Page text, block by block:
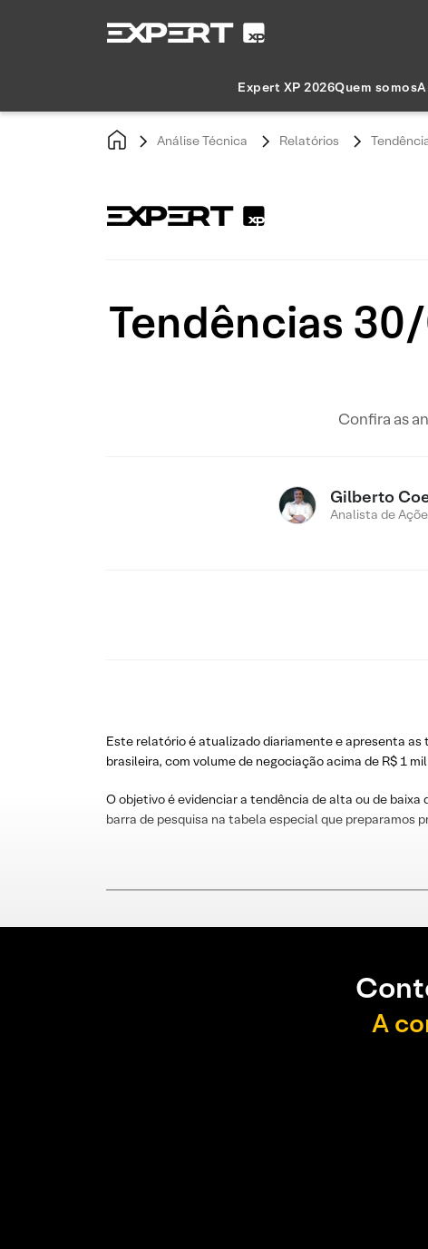
Expert XP 2026Quem somos
Análise Técnica Relatórios
Tendências
Confira as
Gilberto
Analista de
Este relatório é atualizado diariamente e apresenta as
brasileira, com volume de negociação acima de R$ 1
O objetivo é evidenciar a tendência de alta ou de
barra de pesquisa na tabela especial que preparamos
A